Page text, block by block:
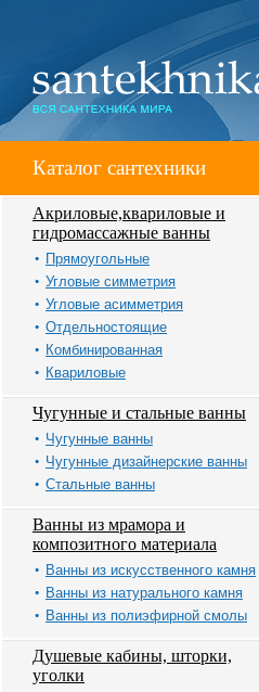
Каталог сантехники
Акриловые,квариловые и
гидромассажные ванны
Прямоугольные
Угловые симметрия
Угловые асимметрия
Отдельностоящие
Комбинированная
Квариловые
Чугунные и стальные ванны
Чугунные ванны
Чугунные дизайнерские ванны
Стальные ванны
Ванны из мрамора и
композитного материала
Ванны из искусственного камня
Ванны из натурального камня
Ванны из полиэфирной смолы
Душевые кабины, шторки,
уголки